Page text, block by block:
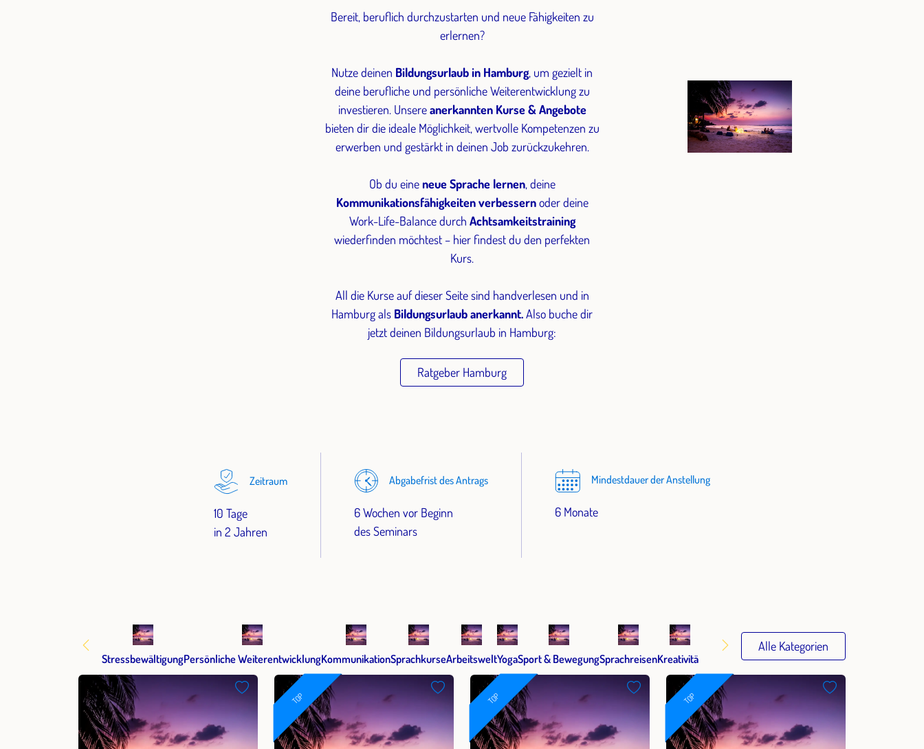
Bereit, beruflich durchzustarten und neue Fähigkeiten zu
erlernen?
Nutze deinen Bildungsurlaub in Hamburg, um gezielt in
deine berufliche und persönliche Weiterentwicklung zu
investieren. Unsereanerkannten Kurse & Angebote
bieten dir die ideale Möglichkeit, wertvolle Kompetenzen zu
erwerben und gestärkt in deinen Job zurückzukehren.
Ob du eineneue Sprache lernen, deine
Kommunikationsfähigkeiten verbessernoder deine
Work-Life-Balance durch Achtsamkeitstraining
wiederfinden möchtest – hier findest du den perfekten
Kurs.
All die Kurse auf dieser Seite sind handverlesen und in
Hamburg als Bildungsurlaub anerkannt.Also buche dir
jetzt deinen Bildungsurlaub in Hamburg:
Ratgeber Hamburg
Zeitraum
10 Tage
in 2 Jahren
Abgabefrist des Antrags
6 Wochen vor Beginn
des Seminars
Mindestdauer der Anstellung
6 Monate
StressbewältigungPersönliche WeiterentwicklungKommunikationSprachkurseArbeitsweltYogaSport & BewegungSprachreisenKreativität Politische Bildung
Alle Kategorien
TOP TOP TOP